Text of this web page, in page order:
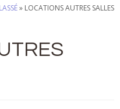
» LOCATIONS AUTRES SALLES